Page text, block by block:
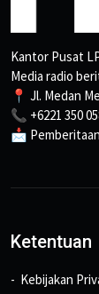
Kantor Pusat
Media radio
📍 Jl. Medan
📞 +6221 350
📩
Ketentuan
Kebijakan